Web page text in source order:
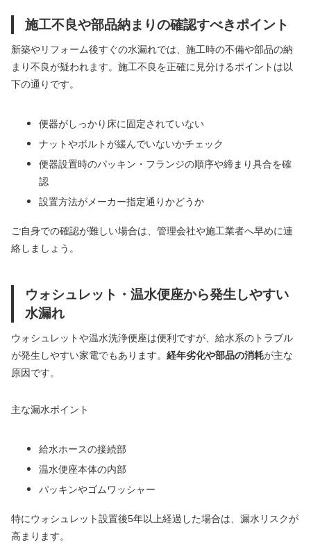
施工不良や部品納まりの確認すべきポイント
新築やリフォーム後すぐの水漏れでは、施工時の不備や部品の納
まり不良が疑われます。施工不良を正確に見分けるポイントは以
下の通りです。
便器がしっかり床に固定されていない
ナットやボルトが緩んでいないかチェック
便器設置時のパッキン・フランジの順序や締まり具合を確
認
設置方法がメーカー指定通りかどうか
ご自身での確認が難しい場合は、管理会社や施工業者へ早めに連
絡しましょう。
ウォシュレット・温水便座から発生しやすい
水漏れ
ウォシュレットや温水洗浄便座は便利ですが、給水系のトラブル
が発生しやすい家電でもあります。 経年劣化や部品の消耗が主な
原因です。
主な漏水ポイント
給水ホースの接続部
温水便座本体の内部
パッキンやゴムワッシャー
特にウォシュレット設置後5年以上経過した場合は、漏水リスクが
高まります。